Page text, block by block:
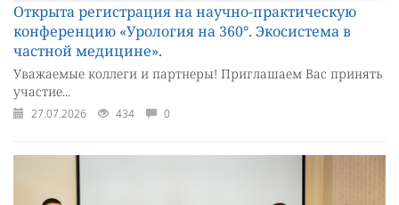
Открыта регистрация на научно-практическую
конференцию «Урология на 360°. Экосистема в
частной медицине».
Уважаемые коллеги и партнеры! Приглашаем Вас принять
участие...
27.07.2026 434 0